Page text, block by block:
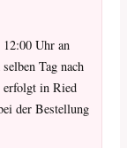
Uhr an
Tag nach
erfolgt in Ried
der Bestellung